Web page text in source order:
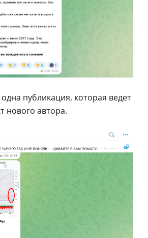
публикация, которая ведет
нового автора.